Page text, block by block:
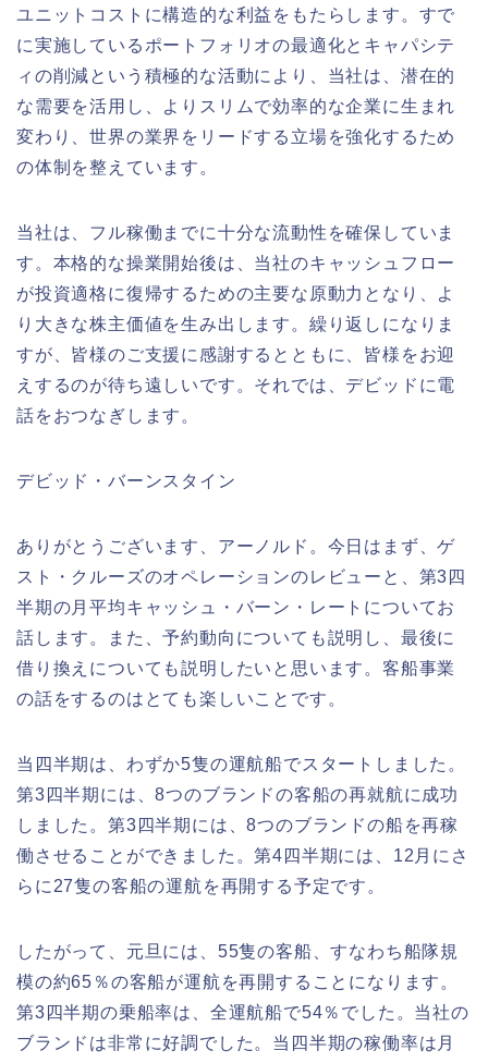
ユニットコストに構造的な利益をもたらします。すで
に実施しているポートフォリオの最適化とキャパシテ
ィの削減という積極的な活動により、当社は、潜在的
な需要を活用し、よりスリムで効率的な企業に生まれ
変わり、世界の業界をリードする立場を強化するため
の体制を整えています。
当社は、フル稼働までに十分な流動性を確保していま
す。本格的な操業開始後は、当社のキャッシュフロー
が投資適格に復帰するための主要な原動力となり、よ
り大きな株主価値を生み出します。繰り返しになりま
すが、皆様のご支援に感謝するとともに、皆様をお迎
えするのが待ち遠しいです。それでは、デビッドに電
話をおつなぎします。
デビッド・バーンスタイン
ありがとうございます、アーノルド。今日はまず、ゲ
スト・クルーズのオペレーションのレビューと、第3四
半期の月平均キャッシュ・バーン・レートについてお
話します。また、予約動向についても説明し、最後に
借り換えについても説明したいと思います。客船事業
の話をするのはとても楽しいことです。
当四半期は、わずか5隻の運航船でスタートしました。
第3四半期には、8つのブランドの客船の再就航に成功
しました。第3四半期には、8つのブランドの船を再稼
働させることができました。第4四半期には、12月にさ
らに27隻の客船の運航を再開する予定です。
したがって、元旦には、55隻の客船、すなわち船隊規
模の約65％の客船が運航を再開することになります。
第3四半期の乗船率は、全運航船で54％でした。当社の
ブランドは非常に好調でした。当四半期の稼働率は月